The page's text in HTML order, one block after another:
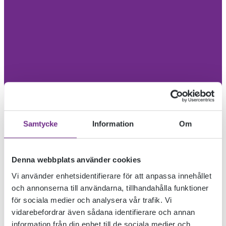
Samtycke Information Om
Denna webbplats använder cookies
Vi använder enhetsidentifierare för att anpassa innehållet
och annonserna till användarna, tillhandahålla funktioner
för sociala medier och analysera vår trafik. Vi
vidarebefordrar även sådana identifierare och annan
information från din enhet till de sociala medier och